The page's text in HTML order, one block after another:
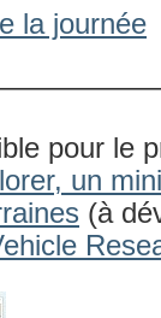
la journée
pour le
un
(à